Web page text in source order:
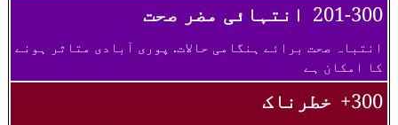
201-300 انتہائی مضر صحت
انتباہ صحت برائے ہنگامی حالات. پوری آبادی متاثر ہونے
کا امکان ہے
300+ خطرناک